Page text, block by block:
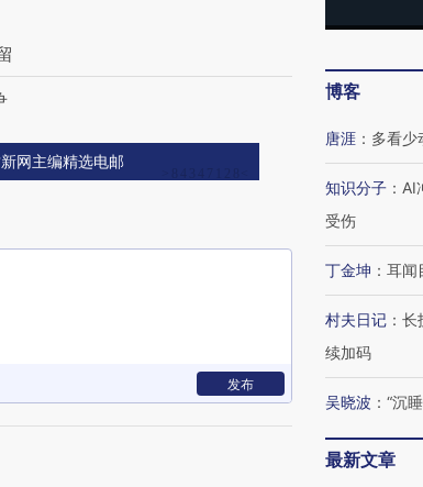
网主编精选电邮
发布
博客
唐涯 ： 多看少
知识分子 ： AI
受伤
丁金坤 ： 耳闻
村夫日记 ： 长
续加码
吴晓波 ： “沉
最新文章